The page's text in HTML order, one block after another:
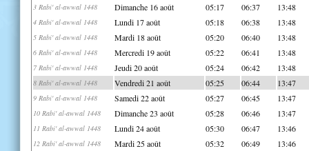
3 Rabi' al-awwal 1448 Dimanche 16 août 05:17 06:37 13:48
4 Rabi' al-awwal 1448 Lundi 17 août 05:18 06:38 13:48
5 Rabi' al-awwal 1448 Mardi 18 août 05:20 06:40 13:48
6 Rabi' al-awwal 1448 Mercredi 19 août 05:22 06:41 13:48
7 Rabi' al-awwal 1448 Jeudi 20 août 05:24 06:42 13:48
8 Rabi' al-awwal 1448 Vendredi 21 août 05:25 06:44 13:47
9 Rabi' al-awwal 1448 Samedi 22 août 05:27 06:45 13:47
10 Rabi' al-awwal 1448 Dimanche 23 août 05:28 06:46 13:47
11 Rabi' al-awwal 1448 Lundi 24 août 05:30 06:47 13:46
12 Rabi' al-awwal 1448 Mardi 25 août 05:32 06:49 13:46